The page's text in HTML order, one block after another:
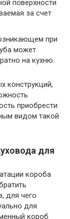
поверхности
за счет
при
может
на кухню.
конструкций,
приобрести
видом такой
для
короба
для чего
для
короб